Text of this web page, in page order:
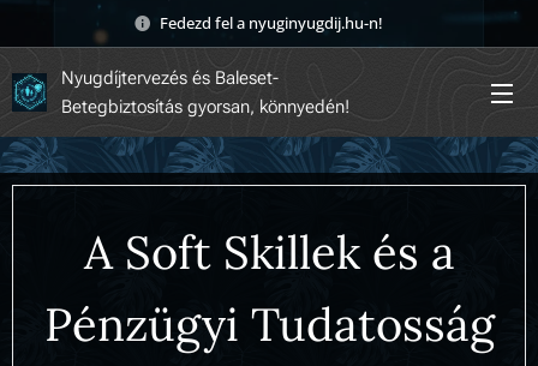
Fedezd fel a nyuginyugdij.hu-n! 🚀
Nyugdíjtervezés és Baleset-
Betegbiztosítás gyorsan, könnyedén!
A Soft Skillek és a
Pénzügyi Tudatosság